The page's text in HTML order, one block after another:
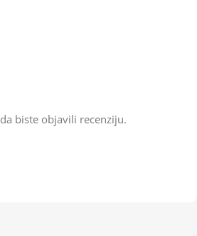
da biste objavili recenziju.